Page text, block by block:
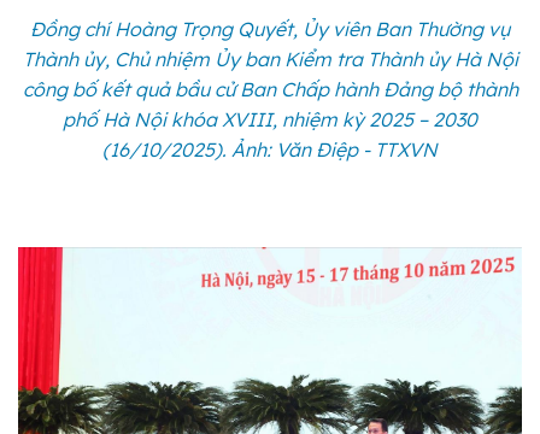
Đồng chí Hoàng Trọng Quyết, Ủy viên Ban Thường vụ
Thành ủy, Chủ nhiệm Ủy ban Kiểm tra Thành ủy Hà Nội
công bố kết quả bầu cử Ban Chấp hành Đảng bộ thành
phố Hà Nội khóa XVIII, nhiệm kỳ 2025 – 2030
(16/10/2025). Ảnh: Văn Điệp - TTXVN